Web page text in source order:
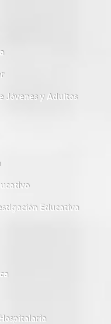
Jóvenes y Adultos
Educativa